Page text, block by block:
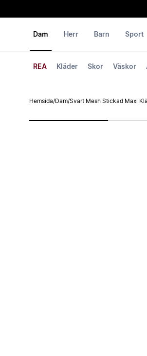
Dam
REA Kläder Skor Väskor
Herr Barn Sport
Hemsida/Dam/Svart Mesh Stickad Maxi